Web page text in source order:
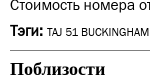
Стоимость номера
Тэги: TAJ 51
Поблизости